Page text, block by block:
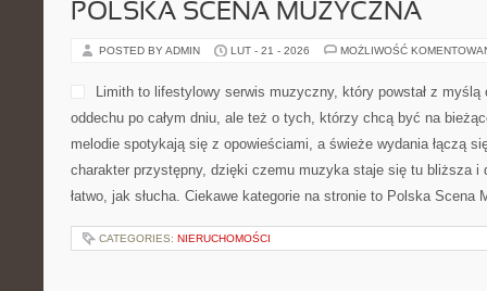
POLSKA SCENA MUZYCZNA
POSTED BY ADMIN LUT - 21 - 2026 MOŻLIWOŚĆ
Limith to lifestylowy serwis muzyczny, który powstał z
oddechu po całym dniu, ale też o tych, którzy chcą być na
melodie spotykają się z opowieściami, a świeże wydania łączą
charakter przystępny, dzięki czemu muzyka staje się tu bliższa i
łatwo, jak słucha. Ciekawe kategorie na stronie to Polska
CATEGORIES: NIERUCHOMOŚCI